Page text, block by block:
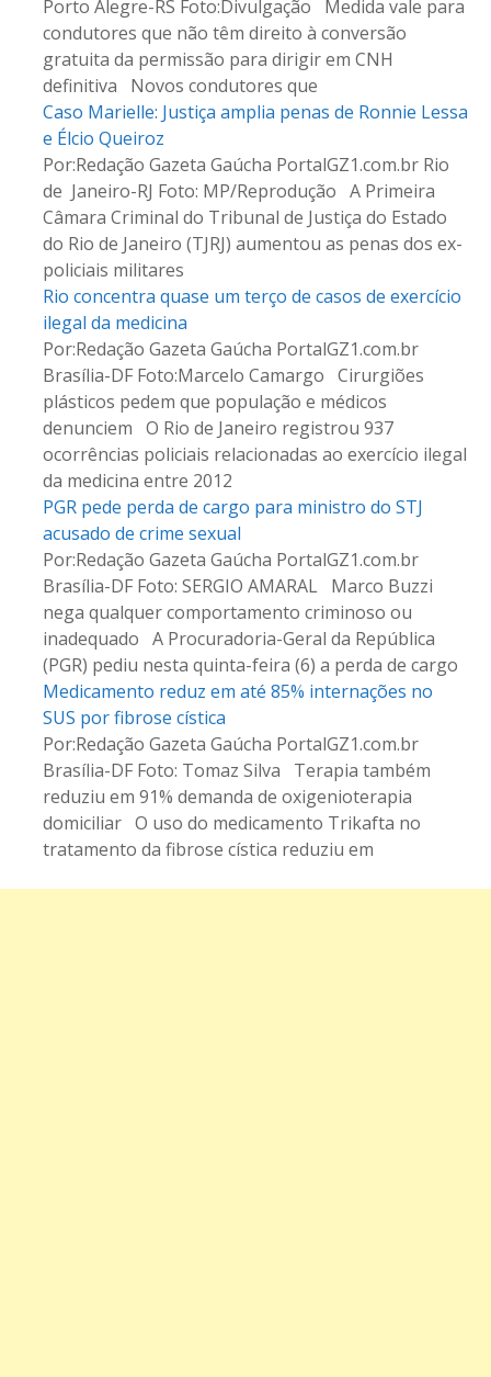
Porto Alegre-RS Foto:Divulgação Medida vale para
condutores que não têm direito à conversão
gratuita da permissão para dirigir em CNH
definitiva Novos condutores que
Caso Marielle: Justiça amplia penas de Ronnie Lessa
e Élcio Queiroz
Por:Redação Gazeta Gaúcha PortalGZ1.com.br Rio
de Janeiro-RJ Foto: MP/Reprodução A Primeira
Câmara Criminal do Tribunal de Justiça do Estado
do Rio de Janeiro (TJRJ) aumentou as penas dos ex-
policiais militares
Rio concentra quase um terço de casos de exercício
ilegal da medicina
Por:Redação Gazeta Gaúcha PortalGZ1.com.br
Brasília-DF Foto:Marcelo Camargo Cirurgiões
plásticos pedem que população e médicos
denunciem O Rio de Janeiro registrou 937
ocorrências policiais relacionadas ao exercício ilegal
da medicina entre 2012
PGR pede perda de cargo para ministro do STJ
acusado de crime sexual
Por:Redação Gazeta Gaúcha PortalGZ1.com.br
Brasília-DF Foto: SERGIO AMARAL Marco Buzzi
nega qualquer comportamento criminoso ou
inadequado A Procuradoria-Geral da República
(PGR) pediu nesta quinta-feira (6) a perda de cargo
Medicamento reduz em até 85% internações no
SUS por fibrose cística
Por:Redação Gazeta Gaúcha PortalGZ1.com.br
Brasília-DF Foto: Tomaz Silva Terapia também
reduziu em 91% demanda de oxigenioterapia
domiciliar O uso do medicamento Trikafta no
tratamento da fibrose cística reduziu em